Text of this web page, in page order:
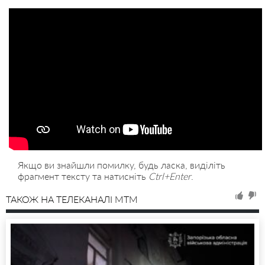
Якщо ви знайшли помилку, будь ласка, виділіть
фрагмент тексту та натисніть Ctrl+Enter.
ТАКОЖ НА ТЕЛЕКАНАЛІ MTM